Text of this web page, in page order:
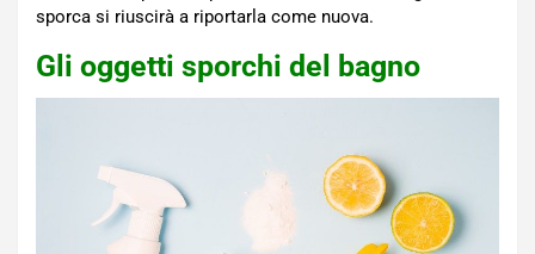
sporca si riuscirà a riportarla come nuova.
Gli oggetti sporchi del bagno